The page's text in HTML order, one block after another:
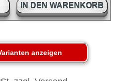
IN DEN WARENKORB